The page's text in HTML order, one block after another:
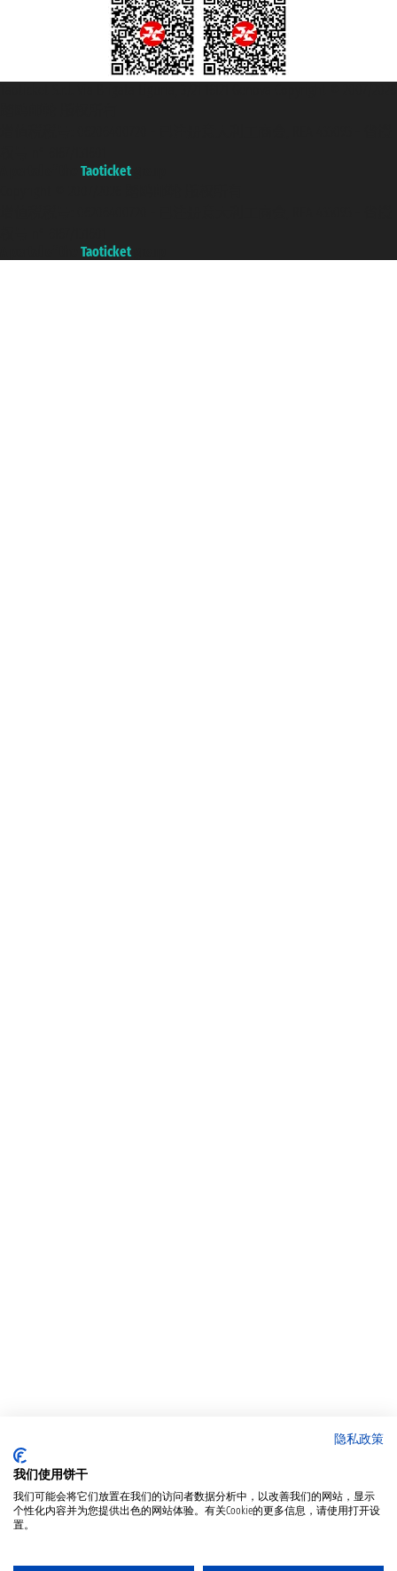
Taoticket
Taoticket
隐私政策
我们使用饼干
我们可能会将它们放置在我们的访问者数据分析中，以改善我们的网站，显示
个性化内容并为您提供出色的网站体验。有关Cookie的更多信息，请使用打开设
置。